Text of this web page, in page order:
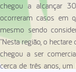
chegou a alcançar
ocorreram casos em
mesmo sendo
"Nesta região, o
chegou a ser
cerca de três anos,